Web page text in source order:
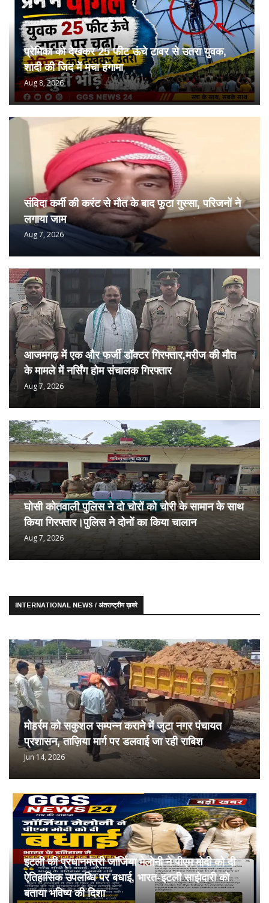
प्रेमिका को देखकर 25 फीट ऊंचे टावर से उतरा युवक,
शादी की जिद में मचा हंगामा
Aug 8, 2026
संविदा कर्मी की करंट से मौत के बाद फूटा गुस्सा, परिजनों ने
लगाया जाम
Aug 7, 2026
आजमगढ़ में एक और फर्जी डॉक्टर गिरफ्तार,मरीज की मौत
के मामले में नर्सिंग होम संचालक गिरफ्तार
Aug 7, 2026
घोसी कोतवाली पुलिस ने दो चोरों को चोरी के सामान के साथ
किया गिरफ्तार।पुलिस ने दोनों का किया चालान
Aug 7, 2026
INTERNATIONAL NEWS / अंतराष्ट्रीय ख़बरे
मोहर्रम को सकुशल सम्पन्न कराने में जुटा नगर पंचायत
प्रशासन, ताज़िया मार्ग पर डलवाई जा रही राबिश
Jun 14, 2026
इटली की प्रधानमंत्री जॉर्जिया मेलोनी ने पीएम मोदी को दी
ऐतिहासिक उपलब्धि पर बधाई, भारत-इटली साझेदारी को
बताया भविष्य की दिशा